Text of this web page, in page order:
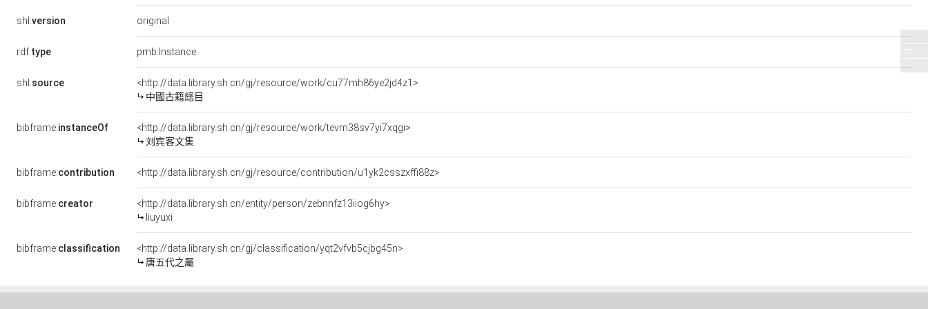
shl:version original
rdf:type pmb:Instance
shl:source
<http://data.library.sh.cn/gj/resource/work/cu77mh86ye2jd4z1>
中國古籍總目
bibframe:instanceOf
<http://data.library.sh.cn/gj/resource/work/tevm38sv7yi7xqgi>
刘宾客文集
bibframe:contribution <http://data.library.sh.cn/gj/resource/contribution/u1yk2csszxffi88z>
bibframe:creator
<http://data.library.sh.cn/entity/person/zebnnfz13iiog6hy>
liuyuxi
bibframe:classification
<http://data.library.sh.cn/gj/classification/yqt2vfvb5cjbg45n>
唐五代之屬